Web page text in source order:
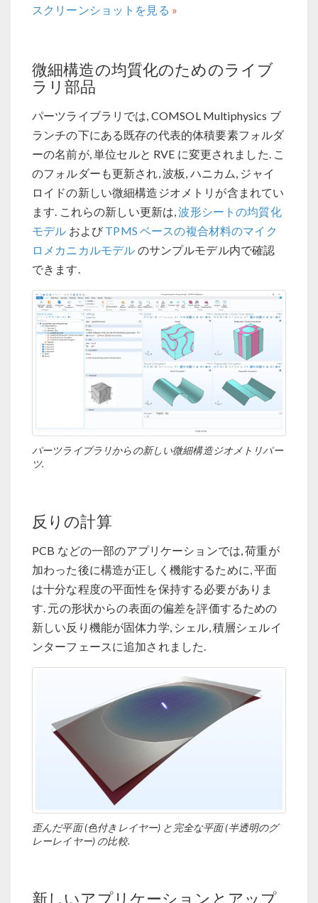
スクリーンショットを見る
微細構造の均質化のためのライブ
ラリ部品
パーツライブラリでは, COMSOL Multiphysics ブ
ランチの下にある既存の代表的体積要素フォルダ
ーの名前が, 単位セルと RVE に変更されました. こ
のフォルダーも更新され, 波板, ハニカム, ジャイ
ロイドの新しい微細構造ジオメトリが含まれてい
ます. これらの新しい更新は,波形シートの均質化
モデル および TPMS ベースの複合材料のマイク
ロメカニカルモデル のサンプルモデル内で確認
できます.
パーツライブラリからの新しい微細構造ジオメトリパー
ツ.
反りの計算
PCB などの一部のアプリケーションでは, 荷重が
加わった後に構造が正しく機能するために, 平面
は十分な程度の平面性を保持する必要がありま
す. 元の形状からの表面の偏差を評価するための
新しい反り機能が固体力学, シェル, 積層シェルイ
ンターフェースに追加されました.
歪んだ平面 (色付きレイヤー) と完全な平面 (半透明のグ
レーレイヤー) の比較.
新しいアプリケーションとアップ